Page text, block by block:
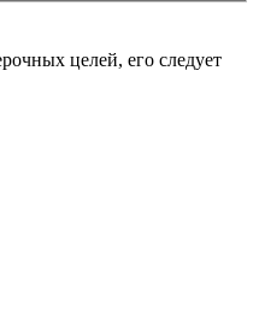
целей, его следует